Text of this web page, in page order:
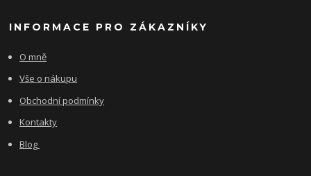
INFORMACE PRO ZÁKAZNÍKY
O mně
Vše o nákupu
Obchodní podmínky
Kontakty
Blog